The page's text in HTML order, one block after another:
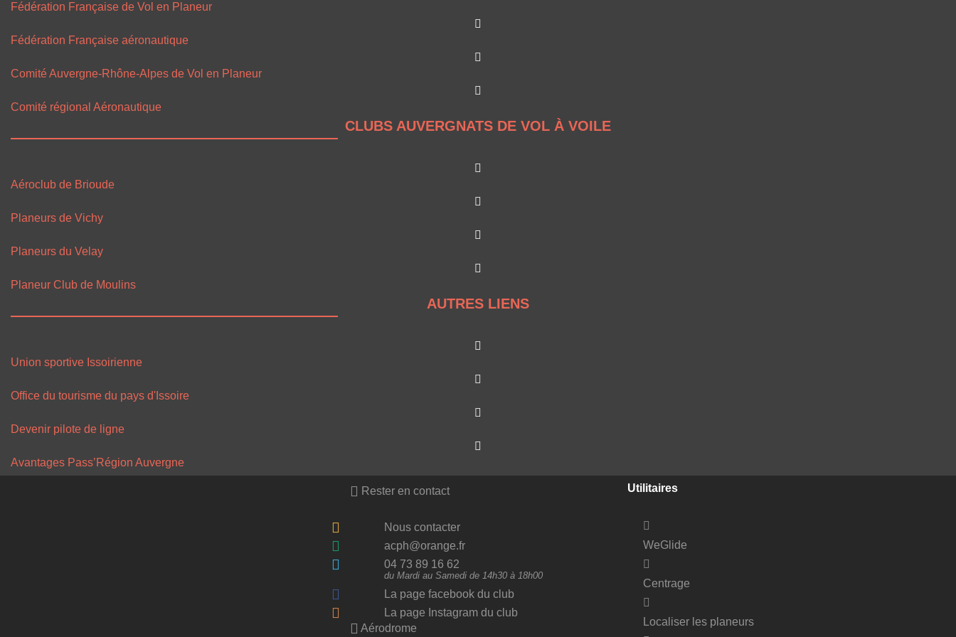
Fédération Française de Vol en Planeur
Fédération Française aéronautique
Comité Auvergne-Rhône-Alpes de Vol en Planeur
Comité régional Aéronautique
CLUBS AUVERGNATS DE VOL À VOILE
Aéroclub de Brioude
Planeurs de Vichy
Planeurs du Velay
Planeur Club de Moulins
AUTRES LIENS
Union sportive Issoirienne
Office du tourisme du pays d'Issoire
Devenir pilote de ligne
Avantages Pass’Région Auvergne
Rester en contact
Nous contacter
acph@orange.fr
04 73 89 16 62
du Mardi au Samedi de 14h30 à 18h00
La page facebook du club
La page Instagram du club
Aérodrome
Utilitaires
WeGlide
Centrage
Localiser les planeurs